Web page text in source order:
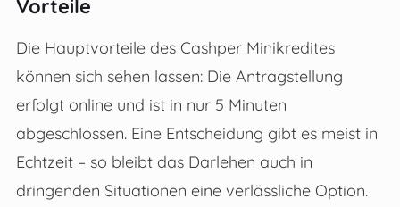
Vorteile
Die Hauptvorteile des Cashper Minikredites
können sich sehen lassen: Die Antragstellung
erfolgt online und ist in nur 5 Minuten
abgeschlossen. Eine Entscheidung gibt es meist in
Echtzeit – so bleibt das Darlehen auch in
dringenden Situationen eine verlässliche Option.